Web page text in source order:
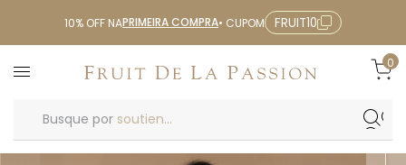
10% OFF NAPRIMEIRA COMPRA• CUPOM FRUIT10
0
Busque por soutien...